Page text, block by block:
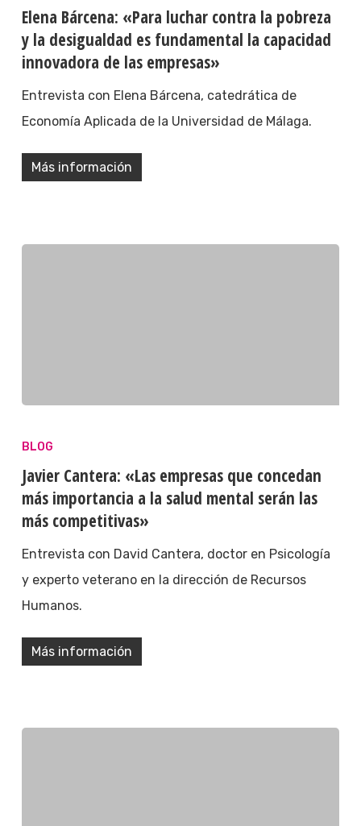
Elena Bárcena: «Para luchar contra la pobreza
y la desigualdad es fundamental la capacidad
innovadora de las empresas»
Entrevista con Elena Bárcena, catedrática de
Economía Aplicada de la Universidad de Málaga.
Más información
BLOG
Javier Cantera: «Las empresas que concedan
más importancia a la salud mental serán las
más competitivas»
Entrevista con David Cantera, doctor en Psicología
y experto veterano en la dirección de Recursos
Humanos.
Más información